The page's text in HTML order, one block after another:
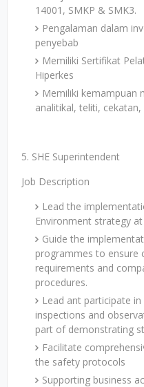
14001, SMKP & SMK3.
Pengalaman dalam
penyebab
Memiliki Sertifikat
Hiperkes
Memiliki kemampuan
analitikal, teliti,
5. SHE Superintendent
Job Description
Lead the
Environment strategy
Guide the
programmes to ensure
requirements and
procedures.
Lead ant participate
inspections and
part of demonstrating
Facilitate
the safety protocols
Supporting business